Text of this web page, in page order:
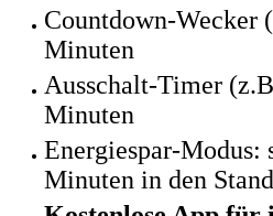
Countdown-Wecker
Minuten
Ausschalt-Timer
Minuten
Energiespar-Modus:
Minuten in den